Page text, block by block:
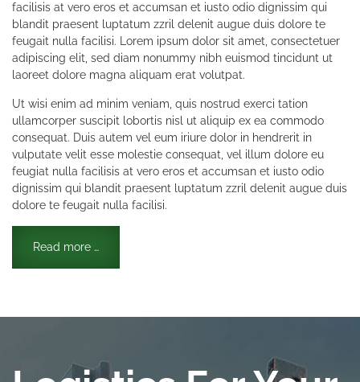
facilisis at vero eros et accumsan et iusto odio dignissim qui
blandit praesent luptatum zzril delenit augue duis dolore te
feugait nulla facilisi. Lorem ipsum dolor sit amet, consectetuer
adipiscing elit, sed diam nonummy nibh euismod tincidunt ut
laoreet dolore magna aliquam erat volutpat.
Ut wisi enim ad minim veniam, quis nostrud exerci tation
ullamcorper suscipit lobortis nisl ut aliquip ex ea commodo
consequat. Duis autem vel eum iriure dolor in hendrerit in
vulputate velit esse molestie consequat, vel illum dolore eu
feugiat nulla facilisis at vero eros et accumsan et iusto odio
dignissim qui blandit praesent luptatum zzril delenit augue duis
dolore te feugait nulla facilisi.
Read more …